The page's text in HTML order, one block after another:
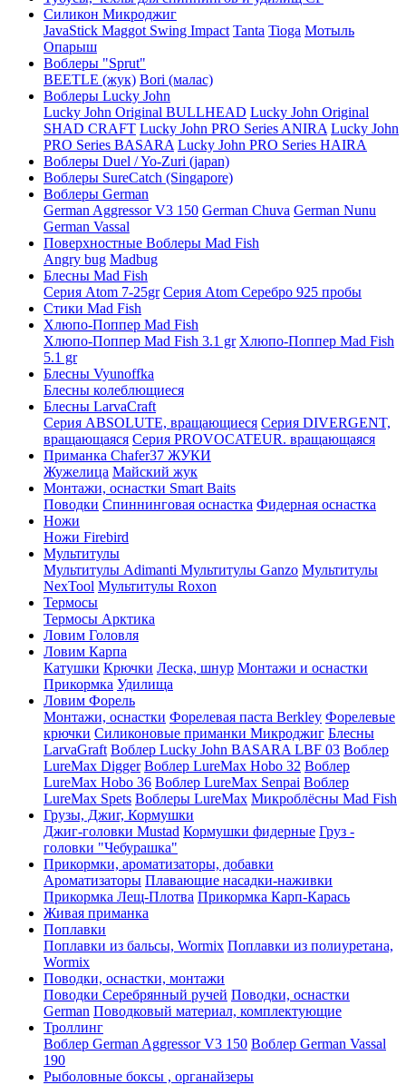
Силикон Микроджиг
JavaStick Maggot Swing Impact Tanta Tioga Мотыль
Опарыш
Воблеры "Sprut"
BEETLE (жук) Bori (малас)
Воблеры Lucky John
Lucky John Original BULLHEAD Lucky John Original
SHAD CRAFT Lucky John PRO Series ANIRA Lucky John
PRO Series BASARA Lucky John PRO Series HAIRA
Воблеры Duel / Yo-Zuri (japan)
Воблеры SureCatch (Singapore)
Воблеры German
German Aggressor V3 150 German Chuva German Nunu
German Vassal
Поверхностные Воблеры Mad Fish
Angry bug Madbug
Блесны Mad Fish
Серия Atom 7-25gr Серия Atom Серебро 925 пробы
Стики Mad Fish
Хлюпо-Поппер Mad Fish
Хлюпо-Поппер Mad Fish 3.1 gr Хлюпо-Поппер Mad Fish
5.1 gr
Блесны Vyunoffka
Блесны колеблющиеся
Блесны LarvaCraft
Серия ABSOLUTE, вращающиеся Серия DIVERGENT,
вращающаяся Серия PROVOCATEUR. вращающаяся
Приманка Chafer37 ЖУКИ
Жужелица Майский жук
Монтажи, оснастки Smart Baits
Поводки Спиннинговая оснастка Фидерная оснастка
Ножи
Ножи Firebird
Мультитулы
Мультитулы Adimanti Мультитулы Ganzo Мультитулы
NexTool Мультитулы Roxon
Термосы
Термосы Арктика
Ловим Головля
Ловим Карпа
Катушки Крючки Леска, шнур Монтажи и оснастки
Прикормка Удилища
Ловим Форель
Монтажи, оснастки Форелевая паста Berkley Форелевые
крючки Силиконовые приманки Микроджиг Блесны
LarvaGraft Воблер Lucky John BASARA LBF 03 Воблер
LureMax Digger Воблер LureMax Hobo 32 Воблер
LureMax Hobo 36 Воблер LureMax Senpai Воблер
LureMax Spets Воблеры LureMax Микроблёсны Mad Fish
Грузы, Джиг, Кормушки
Джиг-головки Mustad Кормушки фидерные Груз -
головки "Чебурашка"
Прикормки, ароматизаторы, добавки
Ароматизаторы Плавающие насадки-наживки
Прикормка Лещ-Плотва Прикормка Карп-Карась
Живая приманка
Поплавки
Поплавки из бальсы, Wormix Поплавки из полиуретана,
Wormix
Поводки, оснастки, монтажи
Поводки Серебрянный ручей Поводки, оснастки
German Поводковый материал, комплектующие
Троллинг
Воблер German Aggressor V3 150 Воблер German Vassal
190
Рыболовные боксы , органайзеры